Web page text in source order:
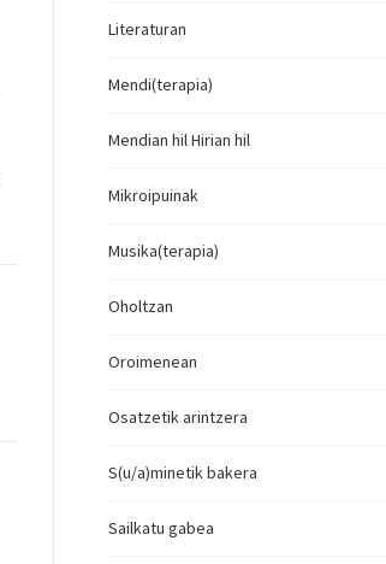
Literaturan
Mendi(terapia)
Mendian hil Hirian hil
Mikroipuinak
Musika(terapia)
Oholtzan
Oroimenean
Osatzetik arintzera
S(u/a)minetik bakera
Sailkatu gabea